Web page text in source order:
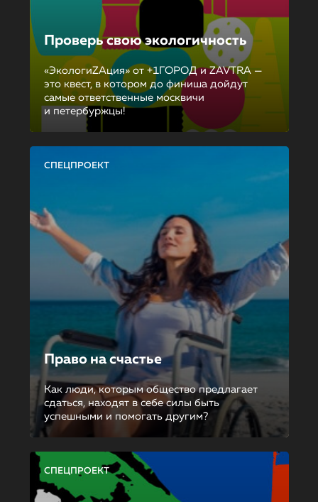
Проверь свою экологичность
«ЭкологиZAция» от +1ГОРОД и ZAVTRA —
это квест, в котором до финиша дойдут
самые ответственные москвичи
и петербуржцы!
СПЕЦПРОЕКТ
Право на счастье
Как люди, которым общество предлагает
сдаться, находят в себе силы быть
успешными и помогать другим?
СПЕЦПРОЕКТ